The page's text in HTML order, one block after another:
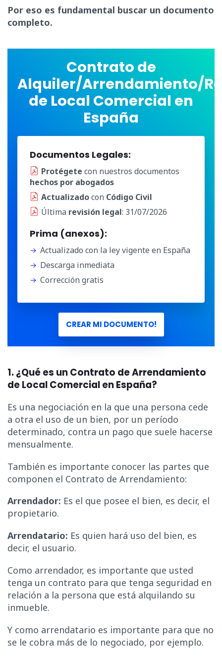
Por eso es fundamental buscar un documento
completo.
Contrato de
Alquiler/Arrendamiento/
de Local Comercial en
España
Documentos Legales:
Protégete con nuestros documentos
hechos por abogados
Actualizadocon Código Civil
Última revisión legal: 31/07/2026
Prima (anexos):
Actualizado con la ley vigente en España
Descarga inmediata
Corrección gratis
CREAR MI DOCUMENTO!
1. ¿Qué es un Contrato de Arrendamiento
de Local Comercial en España?
Es una negociación en la que una persona cede
a otra el uso de un bien, por un período
determinado, contra un pago que suele hacerse
mensualmente.
También es importante conocer las partes que
componen el Contrato de Arrendamiento:
Arrendador: Es el que posee el bien, es decir, el
propietario.
Arrendatario: Es quien hará uso del bien, es
decir, el usuario.
Como arrendador, es importante que usted
tenga un contrato para que tenga seguridad en
relación a la persona que está alquilando su
inmueble.
Y como arrendatario es importante para que no
se le cobra más de lo negociado, por ejemplo.